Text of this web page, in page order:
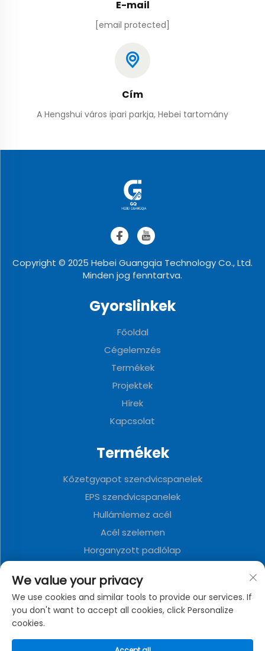
E-mail
[email protected]
Cím
A Hengshui város ipari parkja, Hebei tartomány
Copyright © 2025 Hebei Guangqia Technology Co., Ltd.
Minden jog fenntartva.
Gyorslinkek
Főoldal
Cégelemzés
Termékek
Projektek
Hírek
Kapcsolat
Termékek
Kőzetgyapot szendvicspanelek
EPS szendvicspanelek
Hullámlemez acél
Acél szelemen
Horganyzott padlólap
Fém dekoratív tábla
Összecsukható konténerház
A CÉGROL
We value your privacy
We use cookies and similar tools to provide our services. If
you don't want to accept all cookies, click Personalize
cookies.